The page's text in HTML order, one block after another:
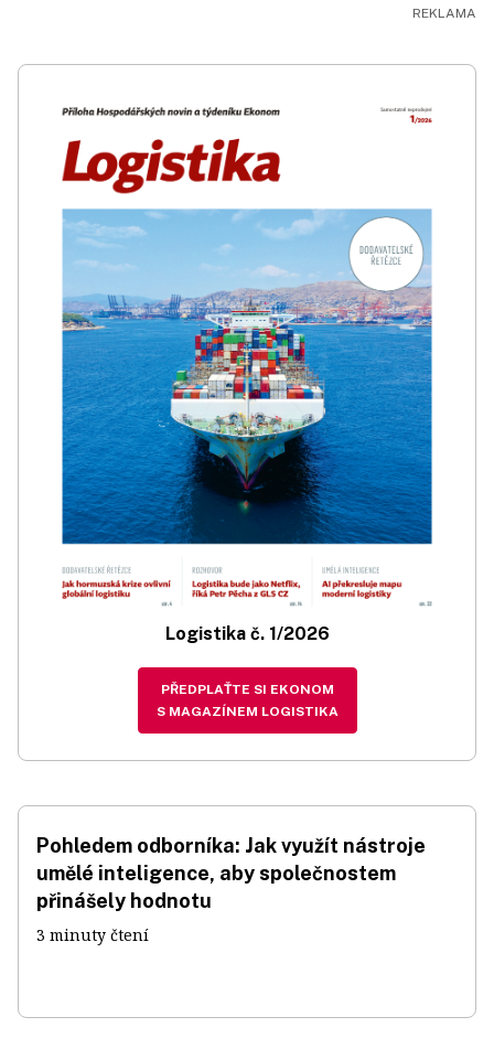
Logistika č. 1/2026
PŘEDPLAŤTE SI EKONOM
S MAGAZÍNEM LOGISTIKA
Pohledem odborníka: Jak využít nástroje
umělé inteligence, aby společnostem
přinášely hodnotu
3 minuty čtení